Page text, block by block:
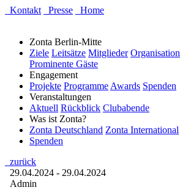
Kontakt Presse Home
Zonta Berlin-Mitte
Ziele Leitsätze Mitglieder Organisation
Prominente Gäste
Engagement
Projekte Programme Awards Spenden
Veranstaltungen
Aktuell Rückblick Clubabende
Was ist Zonta?
Zonta Deutschland Zonta International
Spenden
zurück
29.04.2024 - 29.04.2024
Admin